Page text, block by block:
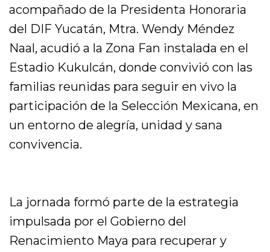
acompañado de la Presidenta Honoraria
del DIF Yucatán, Mtra. Wendy Méndez
Naal, acudió a la Zona Fan instalada en el
Estadio Kukulcán, donde convivió con las
familias reunidas para seguir en vivo la
participación de la Selección Mexicana, en
un entorno de alegría, unidad y sana
convivencia.
La jornada formó parte de la estrategia
impulsada por el Gobierno del
Renacimiento Maya para recuperar y